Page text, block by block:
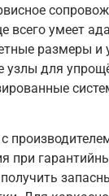
всего умеет
размеры и
узлы для
при